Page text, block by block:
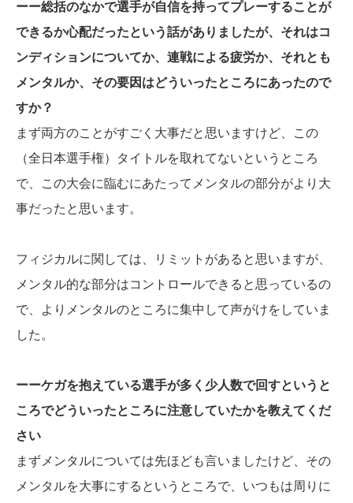
ーー総括のなかで選手が自信を持ってプレーすることが
できるか心配だったという話がありましたが、それはコ
ンディションについてか、連戦による疲労か、それとも
メンタルか、その要因はどういったところにあったので
すか？
まず両方のことがすごく大事だと思いますけど、この
（全日本選手権）タイトルを取れてないというところ
で、この大会に臨むにあたってメンタルの部分がより大
事だったと思います。
フィジカルに関しては、リミットがあると思いますが、
メンタル的な部分はコントロールできると思っているの
で、よりメンタルのところに集中して声がけをしていま
した。
ーーケガを抱えている選手が多く少人数で回すというと
ころでどういったところに注意していたかを教えてくだ
さい
まずメンタルについては先ほども言いましたけど、その
メンタルを大事にするというところで、いつもは周りに